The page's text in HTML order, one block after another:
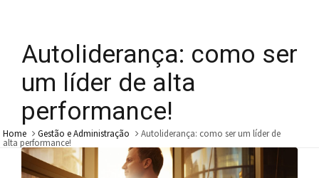
Autoliderança: como ser
um líder de alta
performance!
Home Gestão e Administração Autoliderança: como ser um líder de
alta performance!